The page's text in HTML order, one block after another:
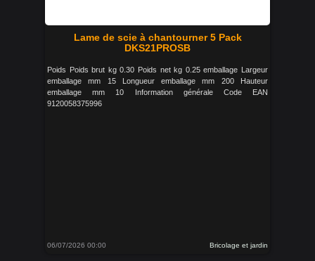
Lame de scie à chantourner 5 Pack
DKS21PROSB
Poids Poids brut kg 0.30 Poids net kg 0.25 emballage Largeur
emballage mm 15 Longueur emballage mm 200 Hauteur
emballage mm 10 Information générale Code EAN
9120058375996
06/07/2026 00:00 Bricolage et jardin